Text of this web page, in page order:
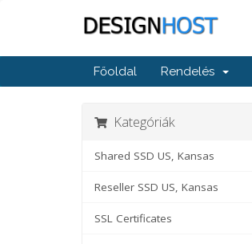
Főoldal Rendelés
Kategóriák
Shared SSD US, Kansas
Reseller SSD US, Kansas
SSL Certificates